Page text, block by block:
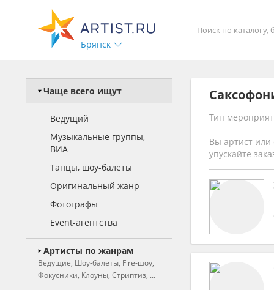
Брянск
Чаще всего ищут
Ведущий
Музыкальные группы,
ВИА
Танцы, шоу-балеты
Оригинальный жанр
Фотографы
Event-агентства
Артисты по жанрам
Ведущие, Шоу-балеты, Fire-шоу,
Фокусники, Клоуны, Стриптиз, ...
Тип
Вы артист или
упускайте